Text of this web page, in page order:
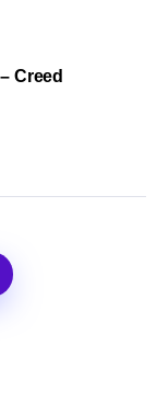
Creed